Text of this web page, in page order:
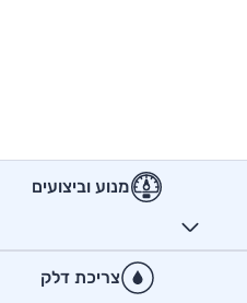
מנוע וביצועים
צריכת דלק